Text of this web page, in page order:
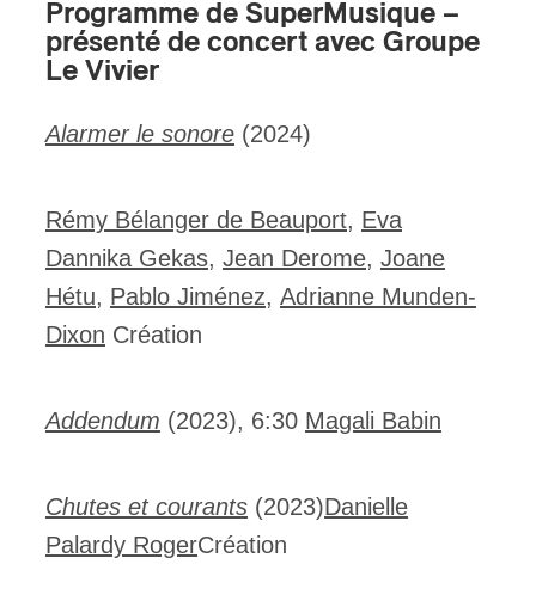
Programme de SuperMusique –
présenté de concert avec Groupe
Le Vivier
Alarmer le sonore (2024)
Rémy Bélanger de Beauport, Eva
Dannika Gekas, Jean Derome, Joane
Hétu, Pablo Jiménez, Adrianne Munden-
Dixon Création
Addendum (2023), 6:30 Magali Babin
Chutes et courants (2023)Danielle
Palardy RogerCréation